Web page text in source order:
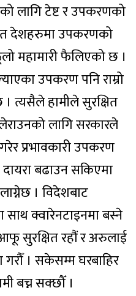
लागि टेष्ट र उपकरणको
देशहरुमा उपकरणको
महामारी फैलिएको छ ।
उपकरण पनि राम्रो
त्यसैले हामीले सुरक्षित
लागि सरकारले
प्रभावकारी उपकरण
बढाउन सकिएमा
। विदेशबाट
क्वारेनटाइनमा बस्ने
सुरक्षित रहौं र अरुलाई
। सकेसम्म घरबाहिर
बच्न सक्छौँ ।